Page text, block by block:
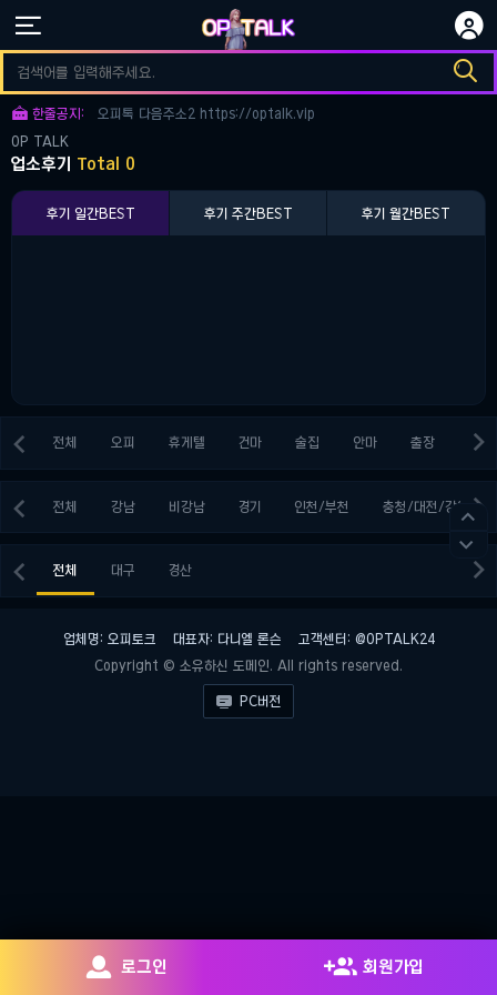
 

 한줄공지:
오피토크 다음주소3 https://optalk.vip
오피토크 다음주소1 https://optalk.vip
오피톡 다음주소2 https://optalk.vip
OP TALK
업소후기 Total 0
후기 일간BEST 후기 주간BEST 후기 월간BEST
 전체 오피 휴게텔 건마 술집 안마 출장 키스

 전체 강남 비강남 경기 인천/부천 충청/대전/강원 
 전체 대구 경산 
업체명: 오피토크 대표자: 다니엘 론슨
고객센터: @OPTALK24
Copyright © 소유하신 도메인. All rights reserved.
 PC버전
 로그인  회원가입

